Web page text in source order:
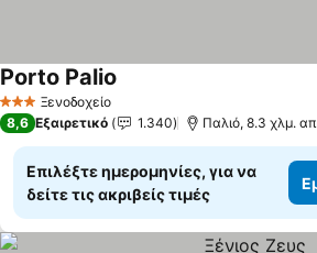
3 ΑστέριαΞενοδοχείο
Porto Palio
8,6 Εξαιρετικό 1.340 Παλιό, 8.3 χλμ.
Επιλέξτε ημερομηνίες, για να
δείτε τις ακριβείς τιμές